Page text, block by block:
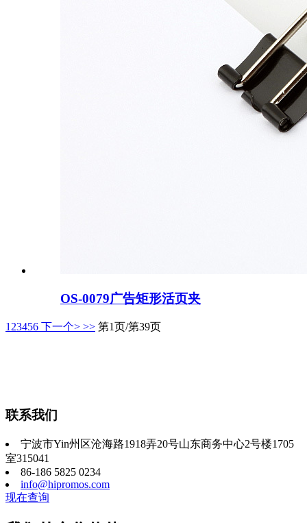
OS-0079广告矩形活页夹
1 23456 下一个> >> 第1页/第39页
联系我们
宁波市Yin州区沧海路1918弄20号山东商务中心2号楼1705
室315041
86-186 5825 0234
info@hipromos.com
现在查询